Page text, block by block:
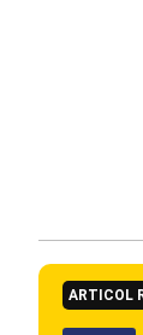
ARTICOL